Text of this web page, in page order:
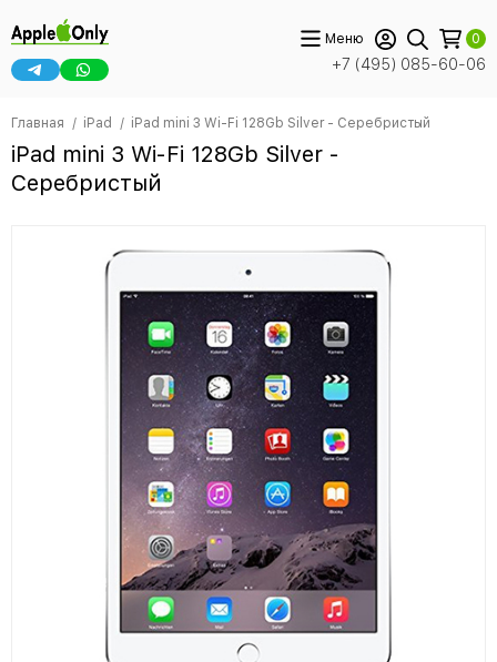
+7 (495) 085-60-06
Меню 0
Главная iPad iPad mini 3 Wi-Fi 128Gb Silver - Серебристый
iPad mini 3 Wi-Fi 128Gb Silver -
Серебристый